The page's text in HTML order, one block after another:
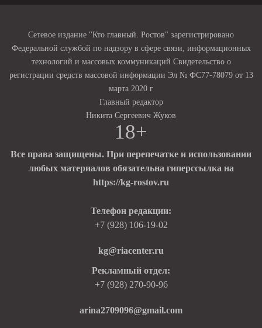
Сетевое издание "Кто главный. Ростов" зарегистрировано
Федеральной службой по надзору в сфере связи, информационных
технологий и массовых коммуникаций Свидетельство о
регистрации средств массовой информации Эл № ФС77-78079 от 13
марта 2020 г
Главный редактор
Никита Сергеевич Жуков
18+
Все права защищены. При перепечатке и использовании
любых материалов обязательна гиперссылка на
https://kg-rostov.ru
Телефон редакции:
+7 (928) 106-19-02
kg@riacenter.ru
Рекламный отдел:
+7 (928) 270-90-96
arina2709096@gmail.com